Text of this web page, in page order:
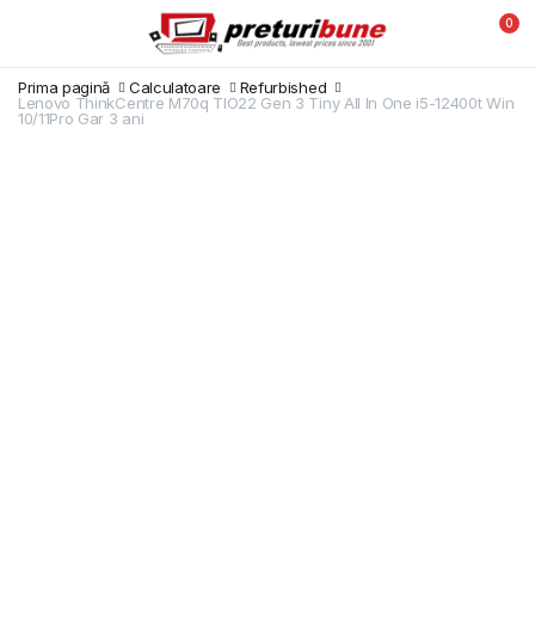
0
Prima pagină Calculatoare
Refurbished
Lenovo ThinkCentre M70q TIO22 Gen 3 Tiny All In One i5-12400t Win
10/11Pro Gar 3 ani